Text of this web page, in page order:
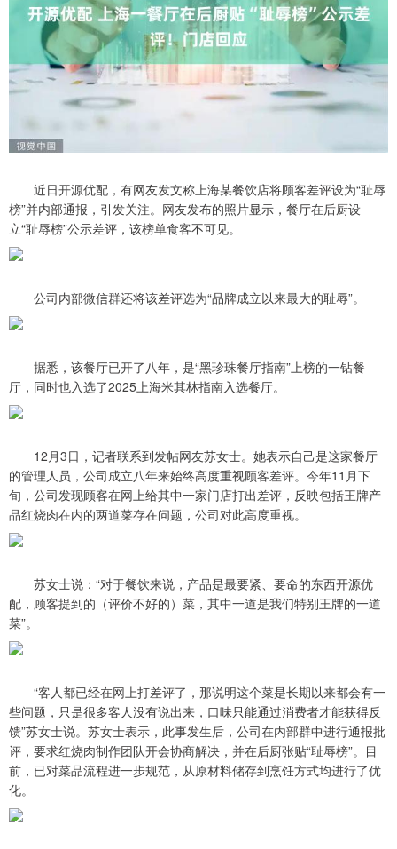
近日开源优配，有网友发文称上海某餐饮店将顾客差评设为“耻辱
榜”并内部通报，引发关注。网友发布的照片显示，餐厅在后厨设
立“耻辱榜”公示差评，该榜单食客不可见。
公司内部微信群还将该差评选为“品牌成立以来最大的耻辱”。
据悉，该餐厅已开了八年，是“黑珍珠餐厅指南”上榜的一钻餐
厅，同时也入选了2025上海米其林指南入选餐厅。
12月3日，记者联系到发帖网友苏女士。她表示自己是这家餐厅
的管理人员，公司成立八年来始终高度重视顾客差评。今年11月下
旬，公司发现顾客在网上给其中一家门店打出差评，反映包括王牌产
品红烧肉在内的两道菜存在问题，公司对此高度重视。
苏女士说：“对于餐饮来说，产品是最要紧、要命的东西开源优
配，顾客提到的（评价不好的）菜，其中一道是我们特别王牌的一道
菜”。
“客人都已经在网上打差评了，那说明这个菜是长期以来都会有一
些问题，只是很多客人没有说出来，口味只能通过消费者才能获得反
馈”苏女士说。苏女士表示，此事发生后，公司在内部群中进行通报批
评，要求红烧肉制作团队开会协商解决，并在后厨张贴“耻辱榜”。目
前，已对菜品流程进一步规范，从原材料储存到烹饪方式均进行了优
化。